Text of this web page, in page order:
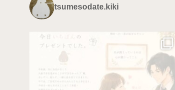
tsumesodate.kiki